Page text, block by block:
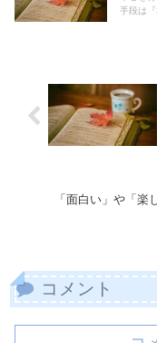
手段は『
「面白い」や「楽
コメント